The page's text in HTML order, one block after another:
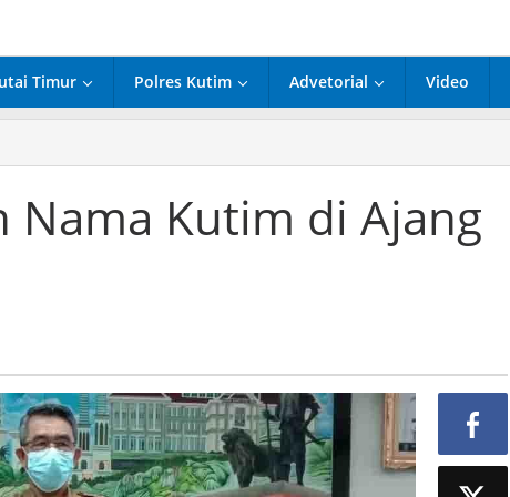
Timur Polres Kutim Advetorial Video
Nama Kutim di Ajang